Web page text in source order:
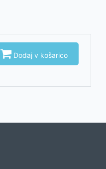
Dodaj v košarico